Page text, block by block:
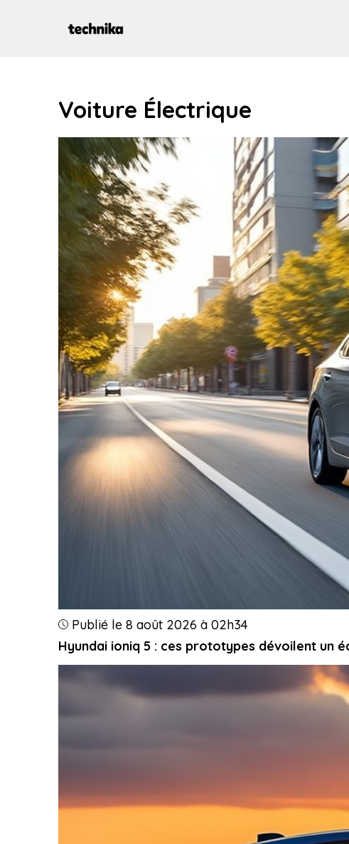
Voiture Électrique
Hyundai ioniq 5 : ces prototypes dévoilent un
Publié le 8 août 2026 à 02h34